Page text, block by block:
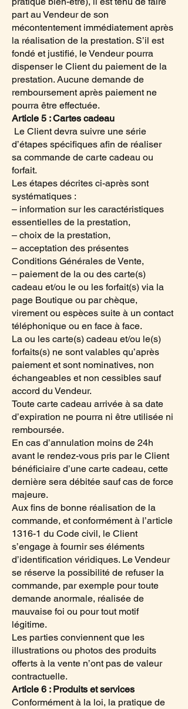
part au Vendeur de son
mécontentement immédiatement après
la réalisation de la prestation. S’il est
fondé et justifié, le Vendeur pourra
dispenser le Client du paiement de la
prestation. Aucune demande de
remboursement après paiement ne
pourra être effectuée.
Article 5 : Cartes cadeau
Le Client devra suivre une série
d’étapes spécifiques afin de réaliser
sa commande de carte cadeau ou
forfait.
Les étapes décrites ci-après sont
systématiques :
– information sur les caractéristiques
essentielles de la prestation,
– choix de la prestation,
– acceptation des présentes
Conditions Générales de Vente,
– paiement de la ou des carte(s)
cadeau et/ou le ou les forfait(s) via la
page Boutique ou par chèque,
virement ou espèces suite à un contact
téléphonique ou en face à face.
La ou les carte(s) cadeau et/ou le(s)
forfaits(s) ne sont valables qu’après
paiement et sont nominatives, non
échangeables et non cessibles sauf
accord du Vendeur.
Toute carte cadeau arrivée à sa date
d’expiration ne pourra ni être utilisée ni
remboursée.
En cas d’annulation moins de 24h
avant le rendez-vous pris par le Client
bénéficiaire d’une carte cadeau, cette
dernière sera débitée sauf cas de force
majeure.
Aux fins de bonne réalisation de la
commande, et conformément à l’article
1316-1 du Code civil, le Client
s’engage à fournir ses éléments
d’identification véridiques. Le Vendeur
se réserve la possibilité de refuser la
commande, par exemple pour toute
demande anormale, réalisée de
mauvaise foi ou pour tout motif
légitime.
Les parties conviennent que les
illustrations ou photos des produits
offerts à la vente n’ont pas de valeur
contractuelle.
Article 6 : Produits et services
Conformément à la loi, la pratique de